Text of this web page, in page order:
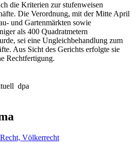
die Kriterien zur stufenweisen
Die Verordnung, mit der Mitte April
und Gartenmärkten sowie
als 400 Quadratmetern
sei eine Ungleichbehandlung zum
Aus Sicht des Gerichts erfolgte sie
Rechtfertigung.
dpa
Völkerrecht